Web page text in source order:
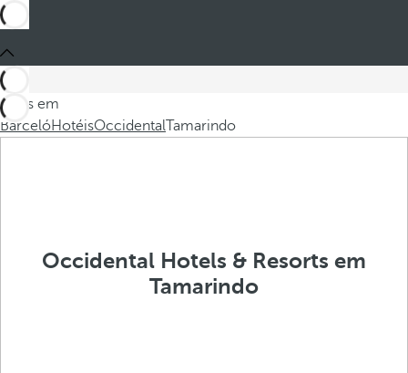
Estes em
BarcelóHotéisOccidentalTamarindo
Occidental Hotels & Resorts em
Tamarindo